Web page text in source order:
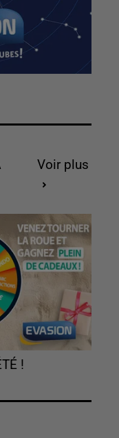
Voir plus
!